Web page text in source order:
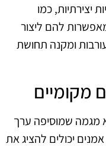
יצירתיות, כמו
להם ליצור
ומקנה תחושת
מקומיים
מגמה שמוסיפה ערך
אמנים יכולים להציג את